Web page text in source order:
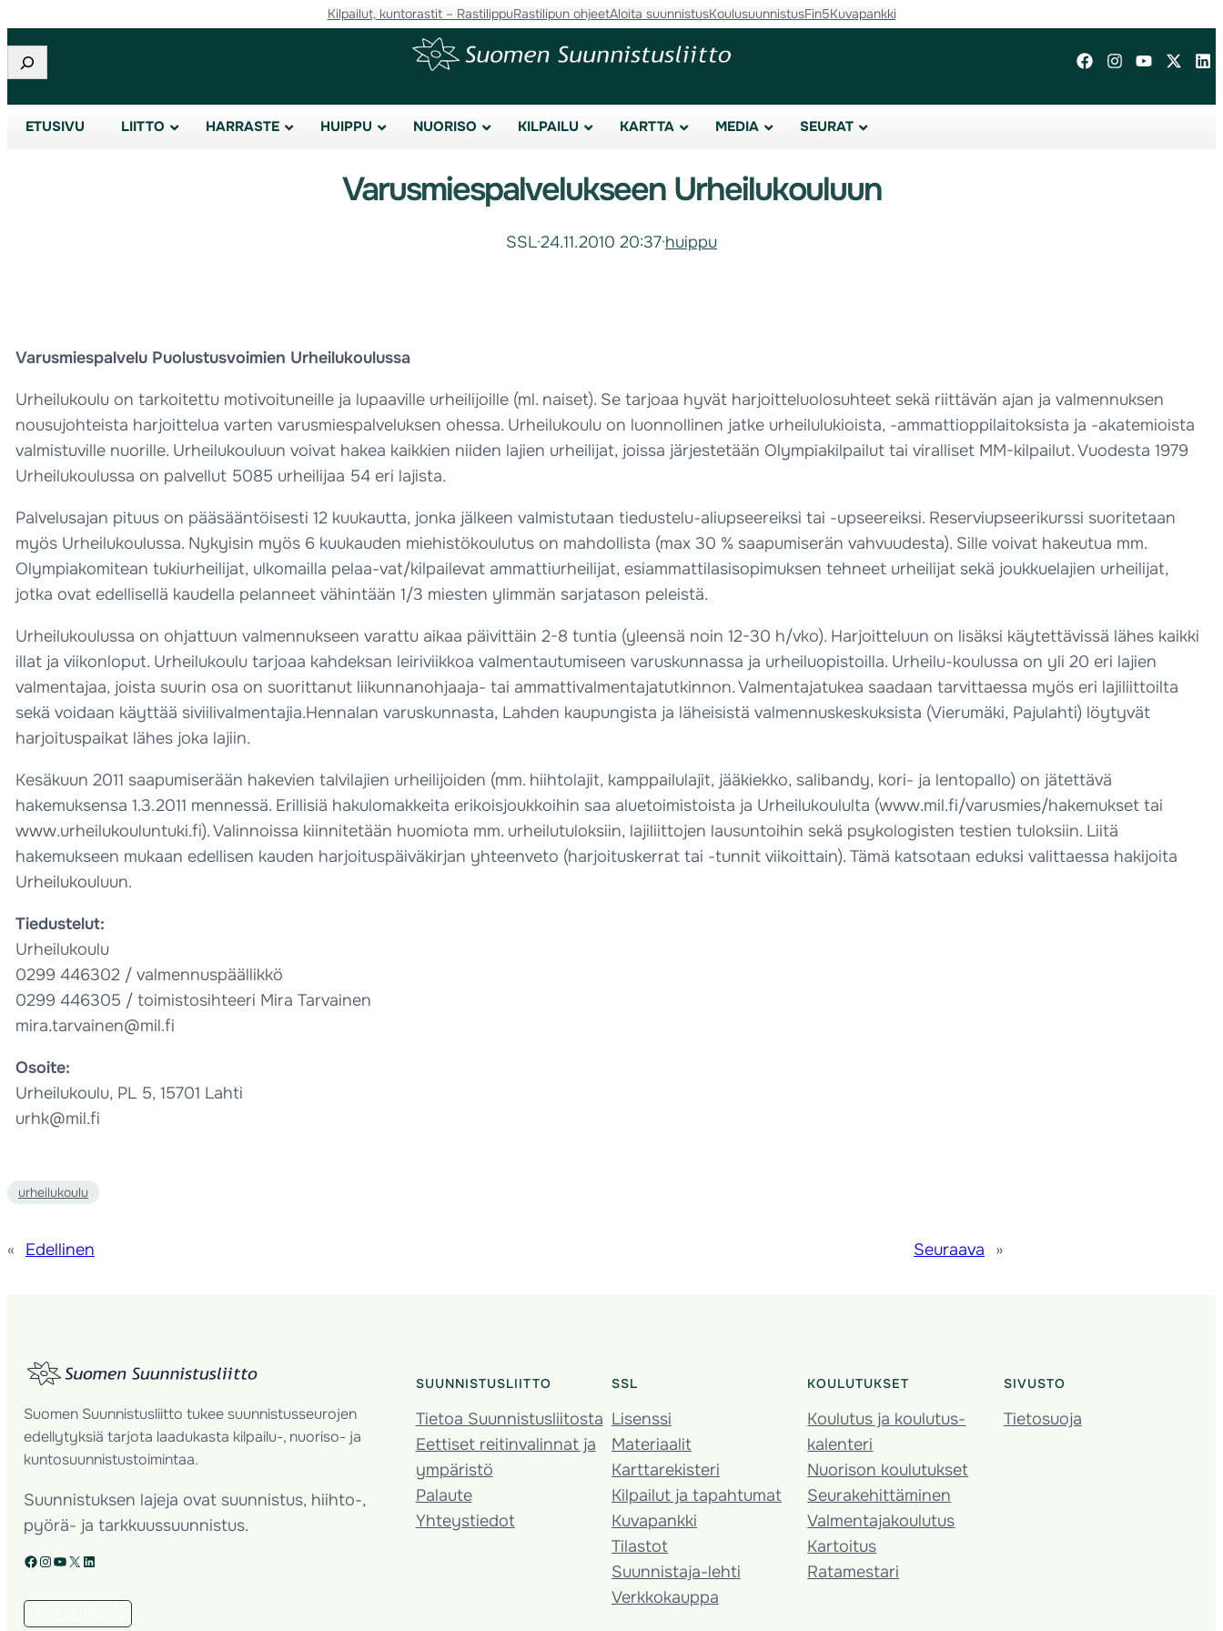
Kilpailut, kuntorastit – RastilippuRastilipun ohjeetAloita suunnistusKoulusuunnistusFin5Kuvapankki
Etsi
ETUSIVU LIITTO HARRASTE HUIPPU NUORISO KILPAILU KARTTA MEDIA SEURAT
Varusmiespalvelukseen Urheilukouluun
SSL·24.11.2010 20:37·huippu
Varusmiespalvelu Puolustusvoimien Urheilukoulussa
Urheilukoulu on tarkoitettu motivoituneille ja lupaaville urheilijoille (ml. naiset). Se tarjoaa hyvät harjoitteluolosuhteet sekä riittävän ajan ja valmennuksen
nousujohteista harjoittelua varten varusmiespalveluksen ohessa. Urheilukoulu on luonnollinen jatke urheilulukioista, -ammattioppilaitoksista ja -akatemioista
valmistuville nuorille. Urheilukouluun voivat hakea kaikkien niiden lajien urheilijat, joissa järjestetään Olympiakilpailut tai viralliset MM-kilpailut. Vuodesta 1979
Urheilukoulussa on palvellut 5085 urheilijaa 54 eri lajista.
Palvelusajan pituus on pääsääntöisesti 12 kuukautta, jonka jälkeen valmistutaan tiedustelu-aliupseereiksi tai -upseereiksi. Reserviupseerikurssi suoritetaan
myös Urheilukoulussa. Nykyisin myös 6 kuukauden miehistökoulutus on mahdollista (max 30 % saapumiserän vahvuudesta). Sille voivat hakeutua mm.
Olympiakomitean tukiurheilijat, ulkomailla pelaa-vat/kilpailevat ammattiurheilijat, esiammattilasisopimuksen tehneet urheilijat sekä joukkuelajien urheilijat,
jotka ovat edellisellä kaudella pelanneet vähintään 1/3 miesten ylimmän sarjatason peleistä.
Urheilukoulussa on ohjattuun valmennukseen varattu aikaa päivittäin 2-8 tuntia (yleensä noin 12-30 h/vko). Harjoitteluun on lisäksi käytettävissä lähes kaikki
illat ja viikonloput. Urheilukoulu tarjoaa kahdeksan leiriviikkoa valmentautumiseen varuskunnassa ja urheiluopistoilla. Urheilu-koulussa on yli 20 eri lajien
valmentajaa, joista suurin osa on suorittanut liikunnanohjaaja- tai ammattivalmentajatutkinnon. Valmentajatukea saadaan tarvittaessa myös eri lajiliittoilta
sekä voidaan käyttää siviilivalmentajia.Hennalan varuskunnasta, Lahden kaupungista ja läheisistä valmennuskeskuksista (Vierumäki, Pajulahti) löytyvät
harjoituspaikat lähes joka lajiin.
Kesäkuun 2011 saapumiserään hakevien talvilajien urheilijoiden (mm. hiihtolajit, kamppailulajit, jääkiekko, salibandy, kori- ja lentopallo) on jätettävä
hakemuksensa 1.3.2011 mennessä. Erillisiä hakulomakkeita erikoisjoukkoihin saa aluetoimistoista ja Urheilukoululta (www.mil.fi/varusmies/hakemukset tai
www.urheilukouluntuki.fi). Valinnoissa kiinnitetään huomiota mm. urheilutuloksiin, lajiliittojen lausuntoihin sekä psykologisten testien tuloksiin. Liitä
hakemukseen mukaan edellisen kauden harjoituspäiväkirjan yhteenveto (harjoituskerrat tai -tunnit viikoittain). Tämä katsotaan eduksi valittaessa hakijoita
Urheilukouluun.
Tiedustelut:
Urheilukoulu
0299 446302 / valmennuspäällikkö
0299 446305 / toimistosihteeri Mira Tarvainen
mira.tarvainen@mil.fi
Osoite:
Urheilukoulu, PL 5, 15701 Lahti
urhk@mil.fi
urheilukoulu
« Edellinen Seuraava »
Suomen Suunnistusliitto tukee suunnistusseurojen
edellytyksiä tarjota laadukasta kilpailu-, nuoriso- ja
kuntosuunnistustoimintaa.
Suunnistuksen lajeja ovat suunnistus, hiihto-,
pyörä- ja tarkkuussuunnistus.
Facebook Instagram YouTube X LinkedIn
SUUNNISTUSLIITTO
Tietoa Suunnistusliitosta
Eettiset reitinvalinnat ja
ympäristö
Palaute
Yhteystiedot
SSL
Lisenssi
Materiaalit
Karttarekisteri
Kilpailut ja tapahtumat
Kuvapankki
Tilastot
Suunnistaja-lehti
Verkkokauppa
KOULUTUKSET
Koulutus ja koulutus­
kalenteri
Nuorison koulutukset
Seura­kehittäminen
Valmentaja­koulutus
Kartoitus
Ratamestari
SIVUSTO
Tietosuoja